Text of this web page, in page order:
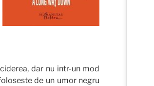
dar nu intr-un mod
de un umor negru